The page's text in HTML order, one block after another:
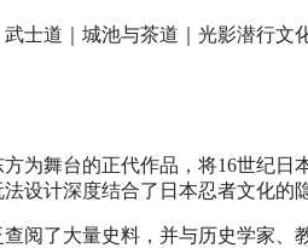
士道｜城池与茶道｜光影潜行文
为舞台的正代作品，将16世纪
法设计深度结合了日本忍者文化的
查阅了大量史料，并与历史学家、